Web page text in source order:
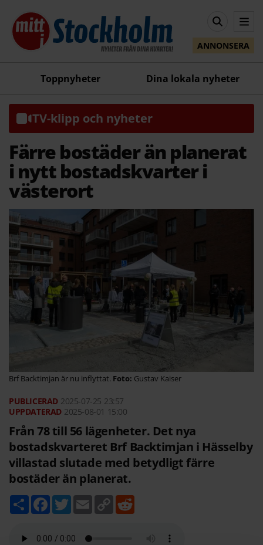
ANNONSERA
Toppnyheter Dina lokala nyheter
TV-klipp och nyheter
Färre bostäder än planerat
i nytt bostadskvarter i
västerort
Brf Backtimjan är nu inflyttat. Gustav Kaiser
2025-07-25 23:57
2025-08-01 15:00
Från 78 till 56 lägenheter. Det nya
bostadskvarteret Brf Backtimjan i Hässelby
villastad slutade med betydligt färre
bostäder än planerat.
D
e
F
b
T
w
t
E
m
C
o